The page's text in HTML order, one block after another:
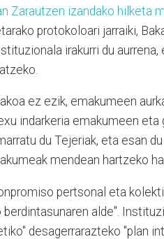
Zarautzen izandako hilketa
protokoloari jarraiki,
irakurri du
ez ezik, emakumeen
indarkeria emakumeen eta
du Tejeriak, eta esan
mendean hartzeko
pertsonal eta
alde".
desagerrarazteko "plan